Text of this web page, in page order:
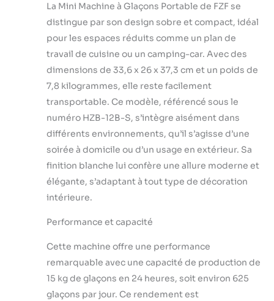
Autonettoyante
pour la
Maison,Argent
efficace et
silencieuse. Il
produit 9 glaçons
en seulement 6 à 8
minutes et peut
fabriquer jusqu'à 18
kg de glace par jour.
Cela signifie que
de la glace fraîche à
disposition.
【Fabrication de
glaçons
Avec une simple
», notre machine à
passe en mode
autonettoyant.
Celui-ci réduit non
seulement le
La Mini Machine à Glaçons Portable de FZF se
distingue par son design sobre et compact, idéal
pour les espaces réduits comme un plan de
travail de cuisine ou un camping-car. Avec des
dimensions de 33,6 x 26 x 37,3 cm et un poids de
7,8 kilogrammes, elle reste facilement
transportable. Ce modèle, référencé sous le
numéro HZB-12B-S, s’intègre aisément dans
différents environnements, qu’il s’agisse d’une
soirée à domicile ou d’un usage en extérieur. Sa
finition blanche lui confère une allure moderne et
élégante, s’adaptant à tout type de décoration
intérieure.
Performance et capacité
Cette machine offre une performance
remarquable avec une capacité de production de
15 kg de glaçons en 24 heures, soit environ 625
glaçons par jour. Ce rendement est